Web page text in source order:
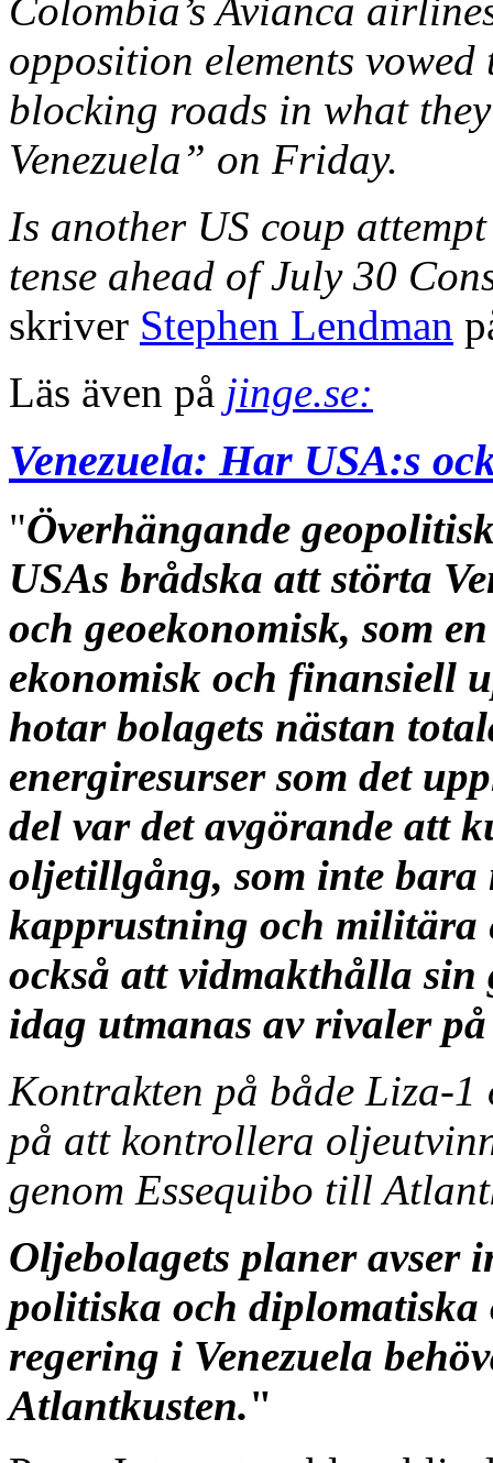
Colombia’s Avianca
opposition elements
blocking roads in what
Venezuela” on Friday.
Is another US coup
tense ahead of July 30
skriver Stephen Lendman
Läs även på jinge.se:
Venezuela: Har USA:s
"Överhängande
USAs brådska att störta
och geoekonomisk, som
ekonomisk och finansiell
hotar bolagets nästan
energiresurser som det
del var det avgörande att
oljetillgång, som inte bara
kapprustning och
också att vidmakthålla sin
idag utmanas av rivaler
Kontrakten på både Liza-
på att kontrollera
genom Essequibo till
Oljebolagets planer avser
politiska och diplomatiska
regering i Venezuela
Atlantkusten."